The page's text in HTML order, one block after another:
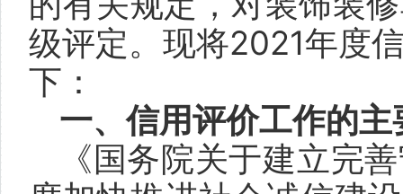
级评定。现将2021年度
下：
一、信用评价工作的主
《国务院关于建立完